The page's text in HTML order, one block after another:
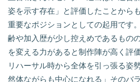
姿を示す存在」と評価したことから
重要なポジションとしての起用です
齢や加入歴が少し控えめであるもの
を変える力があると制作陣が高く評
リハーサル時から全体を引っ張る姿
然体ながらも中心になれる」そのバ